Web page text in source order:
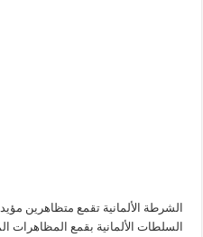
الشرطة الألمانية تقمع متظاهرين
السلطات الألمانية بقمع